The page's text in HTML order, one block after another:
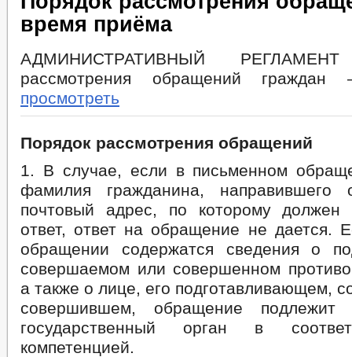
время приёма
АДМИНИСТРАТИВНЫЙ
рассмотрения обращений
просмотреть
Порядок рассмотрения обращений
1. В случае, если в письменном
фамилия гражданина, направившего
почтовый адрес, по которому должен
ответ, ответ на обращение не дается.
обращении содержатся сведения о
совершаемом или совершенном
а также о лице, его подготавливающем,
совершившем, обращение подлежит
государственный орган в
компетенцией.